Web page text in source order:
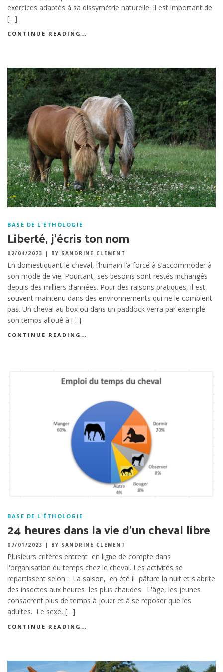
exercices adaptés à sa dissymétrie naturelle. Il est important de
[…]
CONTINUE READING…
BASE DE L'ÉTHOLOGIE
Liberté, j’écris ton nom
02/04/2023 | BY SANDRINE CLEMENT
En domestiquant le cheval, l’humain l’a forcé à s’accommoder à
son mode de vie. Pourtant, ses besoins sont restés inchangés
depuis des milliers d’années. Pour des raisons pratiques, il est
souvent maintenu dans des environnements qui ne le comblent
pas. Un cheval au box ou dans un paddock verra par exemple
son temps alloué à […]
CONTINUE READING…
BASE DE L'ÉTHOLOGIE
24 heures dans la vie d’un cheval libre
07/01/2023 | BY SANDRINE CLEMENT
Plusieurs critères entrent en ligne de compte dans
l'organisation du temps chez le cheval. Les activités se
repartissent selon : La saison, en été il pâture la nuit et s'abrite
des insectes aux heures les plus chaudes. L'âge, les jeunes
consacrent plus de temps à jouer et à se reposer que les
adultes. Le sexe, […]
CONTINUE READING…